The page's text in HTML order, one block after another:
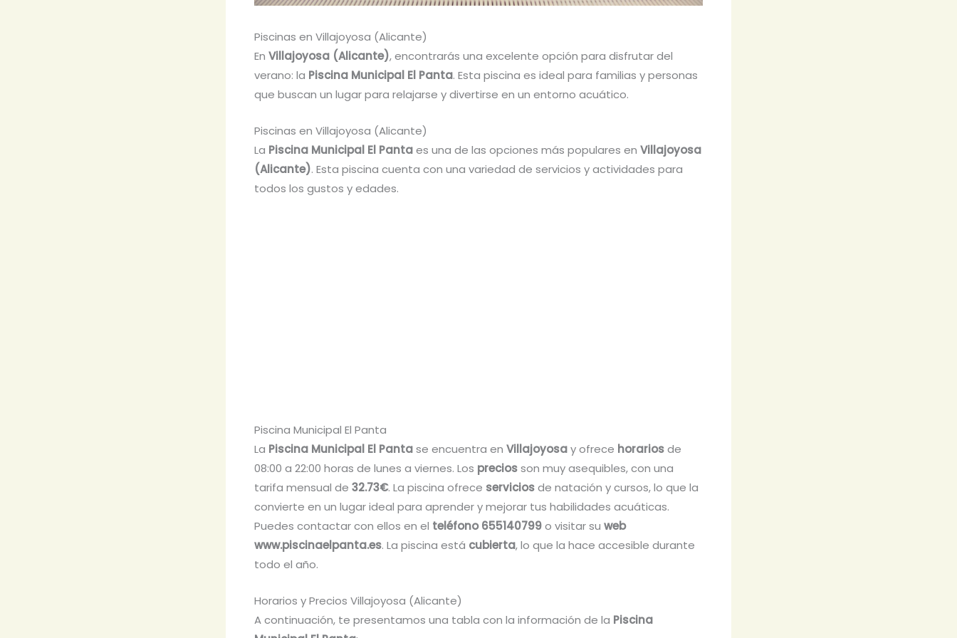
Piscinas en Villajoyosa (Alicante)
En Villajoyosa (Alicante), encontrarás una excelente opción para disfrutar del
verano: la Piscina Municipal El Panta. Esta piscina es ideal para familias y personas
que buscan un lugar para relajarse y divertirse en un entorno acuático.
Piscinas en Villajoyosa (Alicante)
La Piscina Municipal El Pantaes una de las opciones más populares en Villajoyosa
(Alicante). Esta piscina cuenta con una variedad de servicios y actividades para
todos los gustos y edades.
Piscina Municipal El Panta
La Piscina Municipal El Pantase encuentra en Villajoyosay ofrece horariosde
08:00 a 22:00 horas de lunes a viernes. Los preciosson muy asequibles, con una
tarifa mensual de 32.73€. La piscina ofrece serviciosde natación y cursos, lo que la
convierte en un lugar ideal para aprender y mejorar tus habilidades acuáticas.
Puedes contactar con ellos en el teléfono 655140799o visitar su web
www.piscinaelpanta.es. La piscina está cubierta, lo que la hace accesible durante
todo el año.
Horarios y Precios Villajoyosa (Alicante)
A continuación, te presentamos una tabla con la información de la Piscina